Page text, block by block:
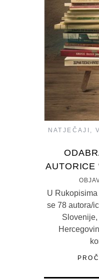
NATJEČAJI ,
AUTORICE
U
se 78 autora/